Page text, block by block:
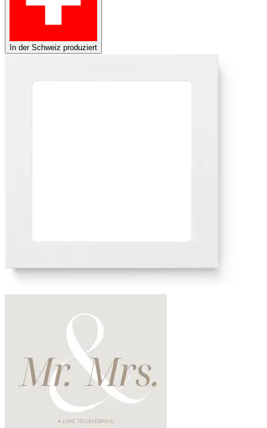
In der Schweiz produziert